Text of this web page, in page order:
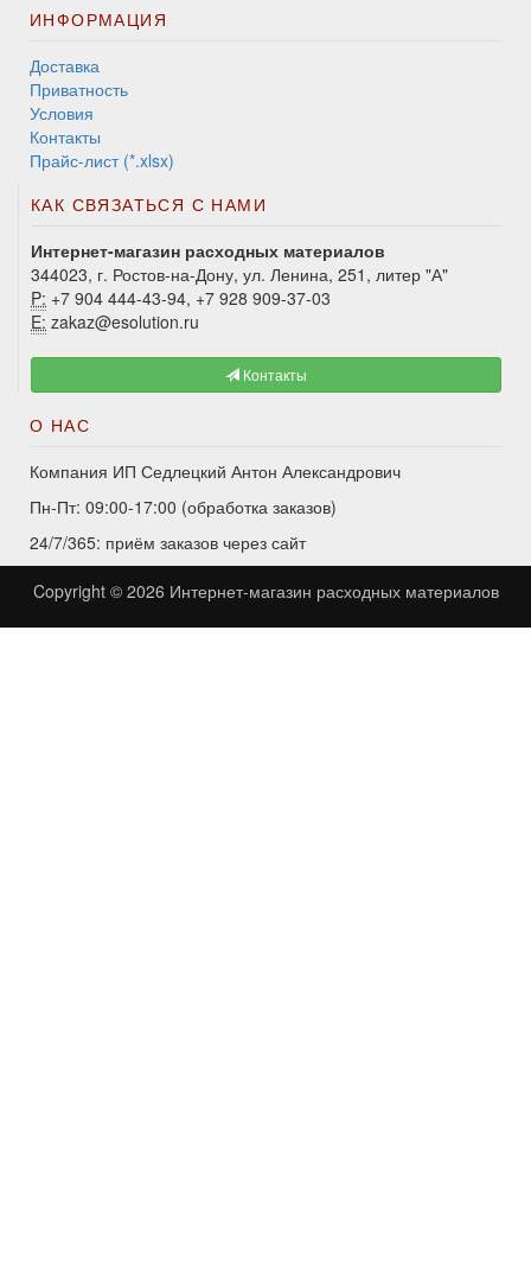
ИНФОРМАЦИЯ
Доставка
Приватность
Условия
Контакты
Прайс-лист (*.xlsx)
КАК СВЯЗАТЬСЯ С НАМИ
Интернет-магазин расходных материалов
344023, г. Ростов-на-Дону, ул. Ленина, 251, литер "А"
P: +7 904 444-43-94, +7 928 909-37-03
E: zakaz@esolution.ru
Контакты
О НАС
Компания ИП Седлецкий Антон Александрович
Пн-Пт: 09:00-17:00 (обработка заказов)
24/7/365: приём заказов через сайт
Copyright © 2026 Интернет-магазин расходных материалов